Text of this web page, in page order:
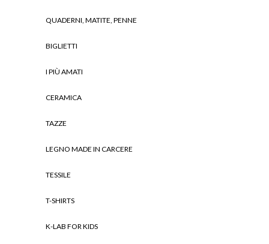
QUADERNI, MATITE, PENNE
BIGLIETTI
I PIÙ AMATI
CERAMICA
TAZZE
LEGNO MADE IN CARCERE
TESSILE
T-SHIRTS
K-LAB FOR KIDS